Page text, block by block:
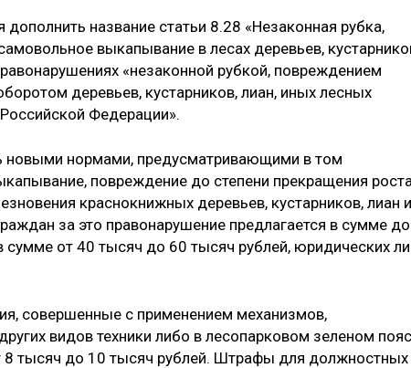
дополнить название статьи 8.28 «Незаконная рубка,
выкапывание в лесах деревьев,
«незаконной рубкой, повреждением
деревьев, кустарников, лиан, иных лесных
Федерации».
новыми нормами, предусматривающими в том
повреждение до степени прекращения
краснокнижных деревьев, кустарников, лиан и
за это правонарушение предлагается в сумме до
от 40 тысяч до 60 тысяч рублей, юридических
совершенные с применением механизмов,
видов техники либо в лесопарковом зеленом
тысяч до 10 тысяч рублей. Штрафы для должностных